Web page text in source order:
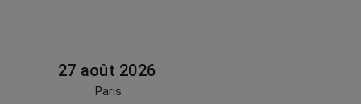
27 août 2026
Paris